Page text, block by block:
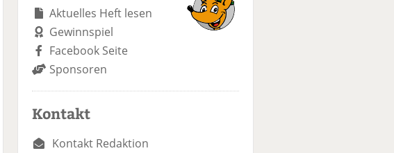
Aktuelles Heft lesen
Gewinnspiel
Facebook Seite
Sponsoren
Kontakt
Kontakt Redaktion